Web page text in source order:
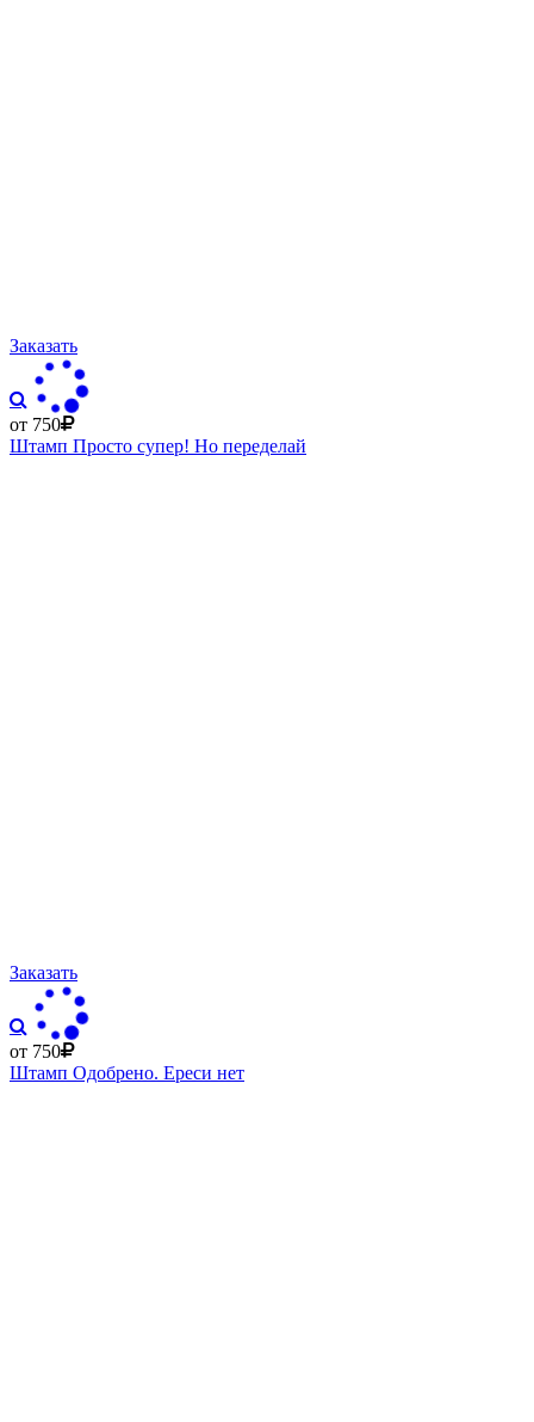
Заказать
от 750
Штамп Просто супер! Но переделай
Заказать
от 750
Штамп Одобрено. Ереси нет